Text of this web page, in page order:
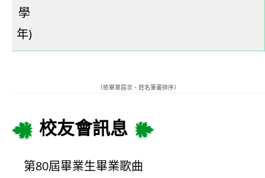
學
年)
（依畢業屆次、姓名筆畫排序）
校友會訊息
第80屆畢業生畢業歌曲